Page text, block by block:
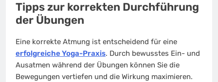
Tipps zur korrekten Durchführung
der Übungen
Eine korrekte Atmung ist entscheidend für eine
erfolgreiche Yoga-Praxis. Durch bewusstes Ein- und
Ausatmen während der Übungen können Sie die
Bewegungen vertiefen und die Wirkung maximieren.